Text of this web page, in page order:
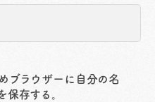
ブラウザーに自分の名
保存する。